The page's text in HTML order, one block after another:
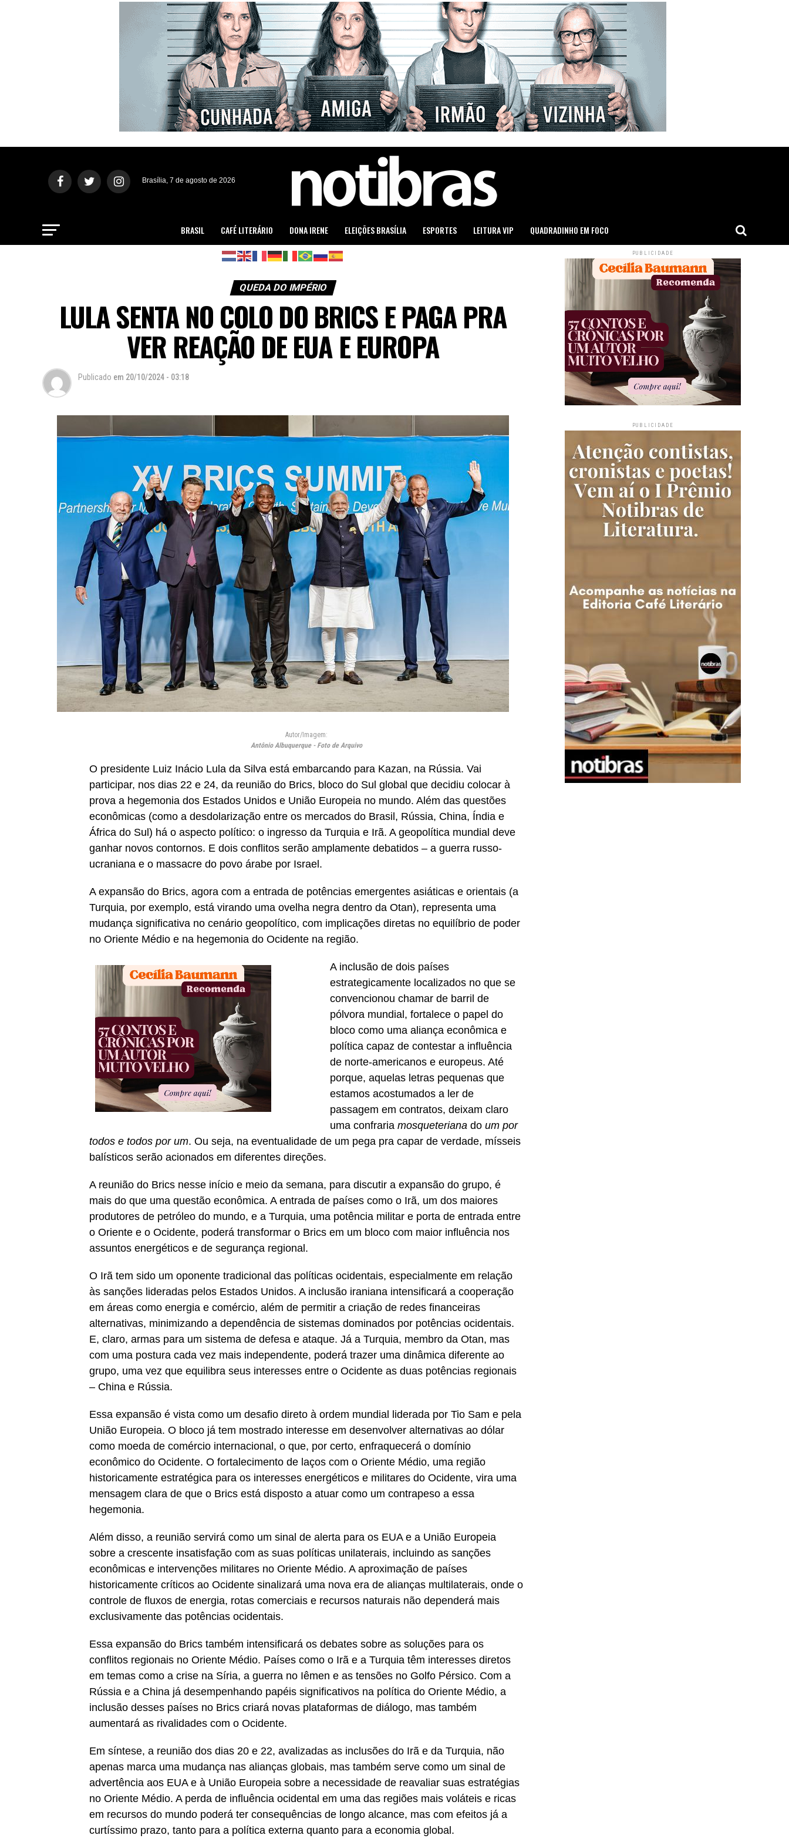
Brasília, 7 de agosto de 2026
BRASIL CAFÉ LITERÁRIO DONA IRENE ELEIÇÕES BRASÍLIA ESPORTES LEITURA VIP QUADRADINHO EM FOCO
QUEDA DO IMPÉRIO
LULA SENTA NO COLO DO BRICS E PAGA PRA
VER REAÇÃO DE EUA E EUROPA
Publicado em 20/10/2024 - 03:18
Autor/Imagem:
Antônio Albuquerque - Foto de Arquivo
O presidente Luiz Inácio Lula da Silva está embarcando para Kazan, na Rússia. Vai
participar, nos dias 22 e 24, da reunião do Brics, bloco do Sul global que decidiu colocar à
prova a hegemonia dos Estados Unidos e União Europeia no mundo. Além das questões
econômicas (como a desdolarização entre os mercados do Brasil, Rússia, China, Índia e
África do Sul) há o aspecto político: o ingresso da Turquia e Irã. A geopolítica mundial deve
ganhar novos contornos. E dois conflitos serão amplamente debatidos – a guerra russo-
ucraniana e o massacre do povo árabe por Israel.
A expansão do Brics, agora com a entrada de potências emergentes asiáticas e orientais (a
Turquia, por exemplo, está virando uma ovelha negra dentro da Otan), representa uma
mudança significativa no cenário geopolítico, com implicações diretas no equilíbrio de poder
no Oriente Médio e na hegemonia do Ocidente na região.
A inclusão de dois países
estrategicamente localizados no que se
convencionou chamar de barril de
pólvora mundial, fortalece o papel do
bloco como uma aliança econômica e
política capaz de contestar a influência
de norte-americanos e europeus. Até
porque, aquelas letras pequenas que
estamos acostumados a ler de
passagem em contratos, deixam claro
uma confraria mosqueteriana do um por
todos e todos por um. Ou seja, na eventualidade de um pega pra capar de verdade, mísseis
balísticos serão acionados em diferentes direções.
A reunião do Brics nesse início e meio da semana, para discutir a expansão do grupo, é
mais do que uma questão econômica. A entrada de países como o Irã, um dos maiores
produtores de petróleo do mundo, e a Turquia, uma potência militar e porta de entrada entre
o Oriente e o Ocidente, poderá transformar o Brics em um bloco com maior influência nos
assuntos energéticos e de segurança regional.
O Irã tem sido um oponente tradicional das políticas ocidentais, especialmente em relação
às sanções lideradas pelos Estados Unidos. A inclusão iraniana intensificará a cooperação
em áreas como energia e comércio, além de permitir a criação de redes financeiras
alternativas, minimizando a dependência de sistemas dominados por potências ocidentais.
E, claro, armas para um sistema de defesa e ataque. Já a Turquia, membro da Otan, mas
com uma postura cada vez mais independente, poderá trazer uma dinâmica diferente ao
grupo, uma vez que equilibra seus interesses entre o Ocidente as duas potências regionais
– China e Rússia.
Essa expansão é vista como um desafio direto à ordem mundial liderada por Tio Sam e pela
União Europeia. O bloco já tem mostrado interesse em desenvolver alternativas ao dólar
como moeda de comércio internacional, o que, por certo, enfraquecerá o domínio
econômico do Ocidente. O fortalecimento de laços com o Oriente Médio, uma região
historicamente estratégica para os interesses energéticos e militares do Ocidente, vira uma
mensagem clara de que o Brics está disposto a atuar como um contrapeso a essa
hegemonia.
Além disso, a reunião servirá como um sinal de alerta para os EUA e a União Europeia
sobre a crescente insatisfação com as suas políticas unilaterais, incluindo as sanções
econômicas e intervenções militares no Oriente Médio. A aproximação de países
historicamente críticos ao Ocidente sinalizará uma nova era de alianças multilaterais, onde o
controle de fluxos de energia, rotas comerciais e recursos naturais não dependerá mais
exclusivamente das potências ocidentais.
Essa expansão do Brics também intensificará os debates sobre as soluções para os
conflitos regionais no Oriente Médio. Países como o Irã e a Turquia têm interesses diretos
em temas como a crise na Síria, a guerra no Iêmen e as tensões no Golfo Pérsico. Com a
Rússia e a China já desempenhando papéis significativos na política do Oriente Médio, a
inclusão desses países no Brics criará novas plataformas de diálogo, mas também
aumentará as rivalidades com o Ocidente.
Em síntese, a reunião dos dias 20 e 22, avalizadas as inclusões do Irã e da Turquia, não
apenas marca uma mudança nas alianças globais, mas também serve como um sinal de
advertência aos EUA e à União Europeia sobre a necessidade de reavaliar suas estratégias
no Oriente Médio. A perda de influência ocidental em uma das regiões mais voláteis e ricas
em recursos do mundo poderá ter consequências de longo alcance, mas com efeitos já a
curtíssimo prazo, tanto para a política externa quanto para a economia global.
PUBLICIDADE
PUBLICIDADE